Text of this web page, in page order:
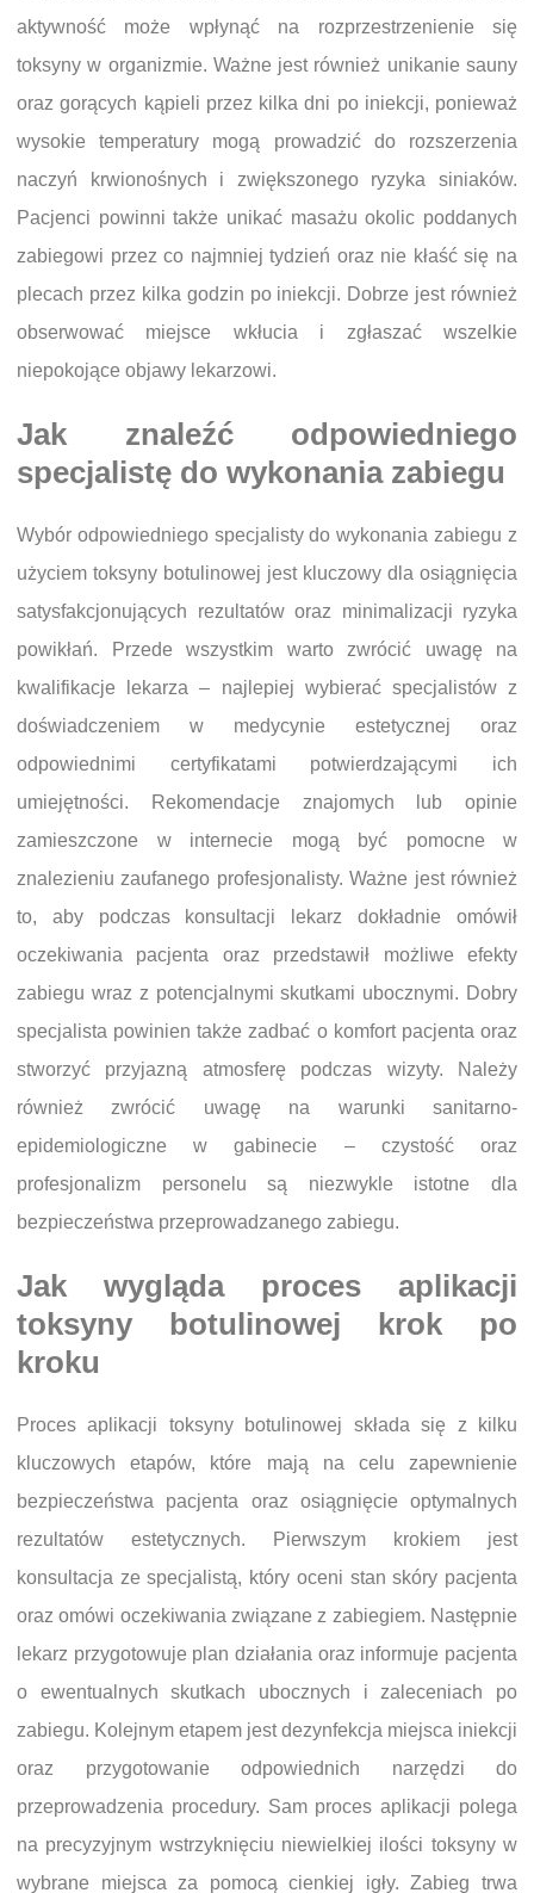
aktywność może wpłynąć na rozprzestrzenienie się
toksyny w organizmie. Ważne jest również unikanie sauny
oraz gorących kąpieli przez kilka dni po iniekcji, ponieważ
wysokie temperatury mogą prowadzić do rozszerzenia
naczyń krwionośnych i zwiększonego ryzyka siniaków.
Pacjenci powinni także unikać masażu okolic poddanych
zabiegowi przez co najmniej tydzień oraz nie kłaść się na
plecach przez kilka godzin po iniekcji. Dobrze jest również
obserwować miejsce wkłucia i zgłaszać wszelkie
niepokojące objawy lekarzowi.
Jak znaleźć odpowiedniego
specjalistę do wykonania zabiegu
Wybór odpowiedniego specjalisty do wykonania zabiegu z
użyciem toksyny botulinowej jest kluczowy dla osiągnięcia
satysfakcjonujących rezultatów oraz minimalizacji ryzyka
powikłań. Przede wszystkim warto zwrócić uwagę na
kwalifikacje lekarza – najlepiej wybierać specjalistów z
doświadczeniem w medycynie estetycznej oraz
odpowiednimi certyfikatami potwierdzającymi ich
umiejętności. Rekomendacje znajomych lub opinie
zamieszczone w internecie mogą być pomocne w
znalezieniu zaufanego profesjonalisty. Ważne jest również
to, aby podczas konsultacji lekarz dokładnie omówił
oczekiwania pacjenta oraz przedstawił możliwe efekty
zabiegu wraz z potencjalnymi skutkami ubocznymi. Dobry
specjalista powinien także zadbać o komfort pacjenta oraz
stworzyć przyjazną atmosferę podczas wizyty. Należy
również zwrócić uwagę na warunki sanitarno-
epidemiologiczne w gabinecie – czystość oraz
profesjonalizm personelu są niezwykle istotne dla
bezpieczeństwa przeprowadzanego zabiegu.
Jak wygląda proces aplikacji
toksyny botulinowej krok po
kroku
Proces aplikacji toksyny botulinowej składa się z kilku
kluczowych etapów, które mają na celu zapewnienie
bezpieczeństwa pacjenta oraz osiągnięcie optymalnych
rezultatów estetycznych. Pierwszym krokiem jest
konsultacja ze specjalistą, który oceni stan skóry pacjenta
oraz omówi oczekiwania związane z zabiegiem. Następnie
lekarz przygotowuje plan działania oraz informuje pacjenta
o ewentualnych skutkach ubocznych i zaleceniach po
zabiegu. Kolejnym etapem jest dezynfekcja miejsca iniekcji
oraz przygotowanie odpowiednich narzędzi do
przeprowadzenia procedury. Sam proces aplikacji polega
na precyzyjnym wstrzyknięciu niewielkiej ilości toksyny w
wybrane miejsca za pomocą cienkiej igły. Zabieg trwa